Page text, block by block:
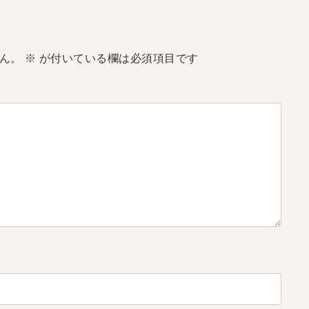
。 ※ が付いている欄は必須項目です